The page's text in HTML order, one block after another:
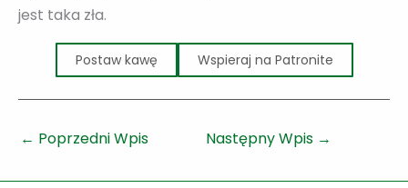
jest taka zła.
Postaw kawę Wspieraj na Patronite
← Poprzedni Wpis Następny Wpis →